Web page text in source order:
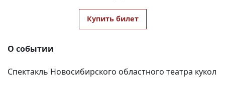
Купить билет
О событии
Спектакль Новосибирского областного театра кукол